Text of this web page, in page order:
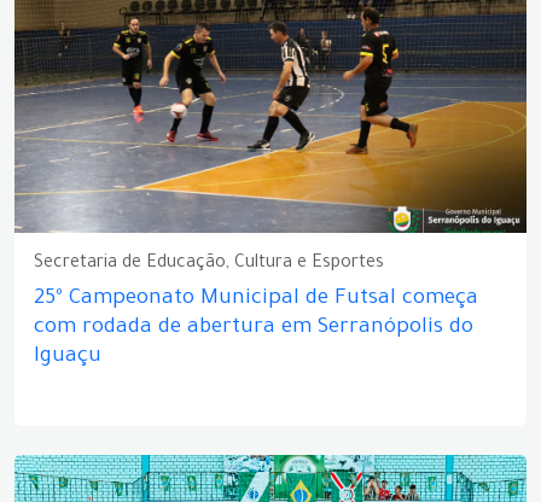
Secretaria de Educação, Cultura e Esportes
25º Campeonato Municipal de Futsal começa
com rodada de abertura em Serranópolis do
Iguaçu